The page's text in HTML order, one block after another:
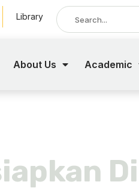
Library
About Us Academic